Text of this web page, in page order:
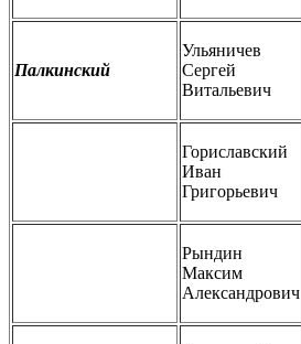
Палкинский
Ульяничев
Сергей
Витальевич
Гориславский
Иван
Григорьевич
Рындин
Максим
Александрович